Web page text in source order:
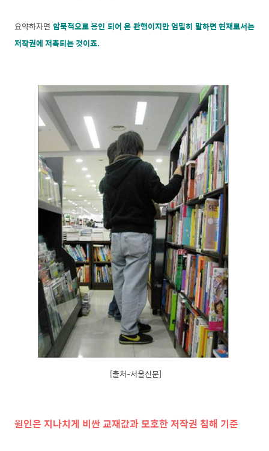
요약하자면 암묵적으로 용인 되어 온 관행이지만 엄밀히 말하면 현재로서는
저작권에 저촉되는 것이죠.
[출처-서울신문]
원인은 지나치게 비싼 교재값과 모호한 저작권 침해 기준